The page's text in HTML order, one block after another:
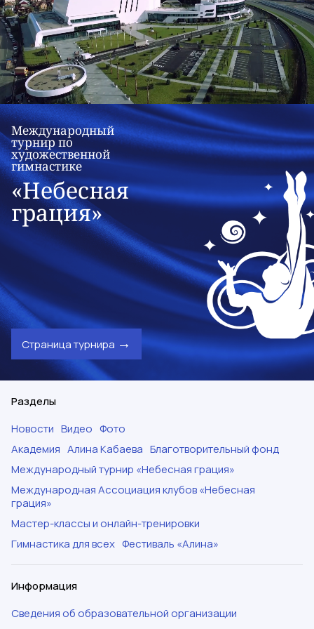
Международный
турнир по
художественной
гимнастике
«Небесная
грация»
Страница турнира
Разделы
Новости Видео Фото
Академия Алина Кабаева Благотворительный фонд
Международный турнир «Небесная грация»
Международная Ассоциация клубов «Небесная
грация»
Мастер-классы и онлайн-тренировки
Гимнастика для всех Фестиваль «Алина»
Информация
Сведения об образовательной организации